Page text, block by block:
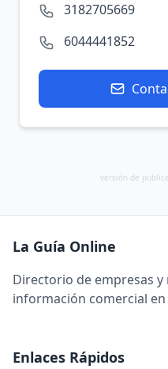
3182705669
6044441852
versión de
La Guía Online
Directorio de empresas
información comercial
Enlaces Rápidos